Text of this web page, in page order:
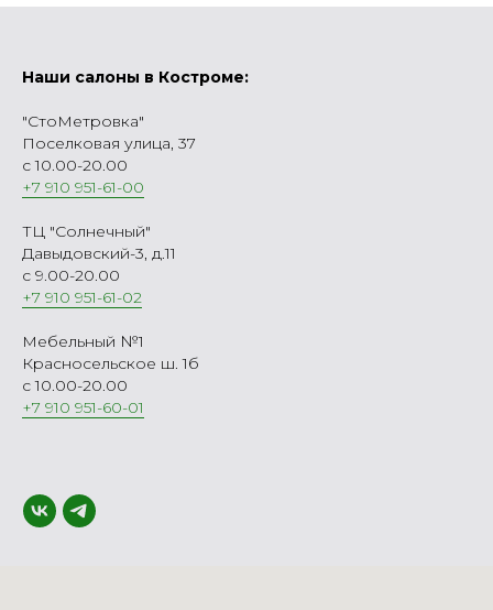
Наши салоны в Костроме:
"СтоМетровка"
Поселковая улица, 37
с 10.00-20.00
+7 910 951-61-00
ТЦ "Солнечный"
Давыдовский-3, д.11
с 9.00-20.00
+7 910 951-61-02
Мебельный №1
Красносельское ш. 1б
с 10.00-20.00
+7 910 951-60-01